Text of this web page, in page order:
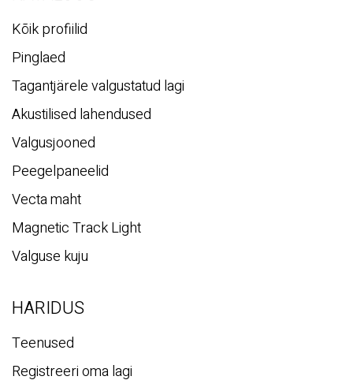
Kõik profiilid
Pinglaed
Tagantjärele valgustatud lagi
Akustilised lahendused
Valgusjooned
Peegelpaneelid
Vecta maht
Magnetic Track Light
Valguse kuju
HARIDUS
Teenused
Registreeri oma lagi